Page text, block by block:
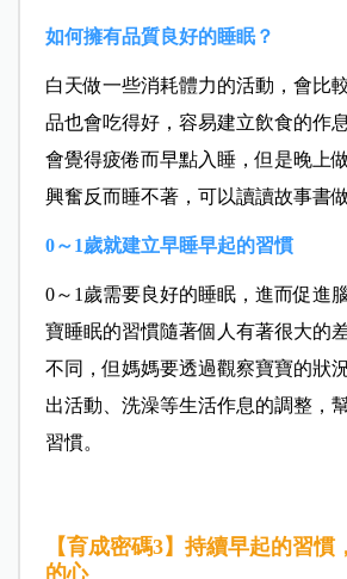
如何擁有品質良好的睡眠？
白天做一些消耗體力的活動，會比
品也會吃得好，容易建立飲食的作
會覺得疲倦而早點入睡，但是晚上
興奮反而睡不著，可以讀讀故事書
0～1歲就建立早睡早起的習慣
0～1歲需要良好的睡眠，進而促進
寶睡眠的習慣隨著個人有著很大的
不同，但媽媽要透過觀察寶寶的狀
出活動、洗澡等生活作息的調整，
習慣。
【育成密碼3】持續早起的習
的心